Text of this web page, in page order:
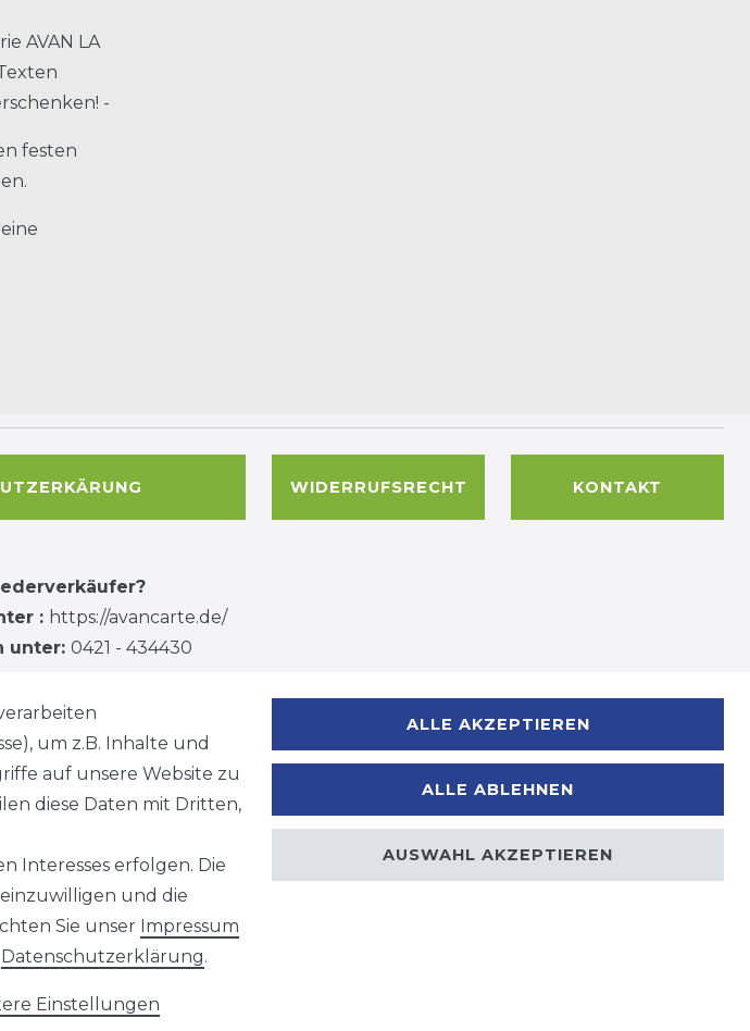
AVAN LA
-
festen
WIDERRUFSRECHT KONTAKT
: https://avancarte.de/
unter: 0421 - 434430
um z.B. Inhalte und
auf unsere Website zu
diese Daten mit Dritten,
Interesses erfolgen. Die
und die
Sie unser Impressum
Daten­schutz­erklärung.
Einstellungen
ALLE AKZEPTIEREN
ALLE ABLEHNEN
AUSWAHL AKZEPTIEREN